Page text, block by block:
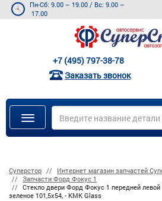
Пн-Сб: 9.00 – 19.00 / Вс: 9.00 –
17.00
+7 (495) 797-38-78
Заказать звонок
Суперстор Интернет магазин запчастей
Запчасти Форд Фокус 1
Стекло двери Форд Фокус 1 передней левой
зеленое 101,5x54, - KMK Glass